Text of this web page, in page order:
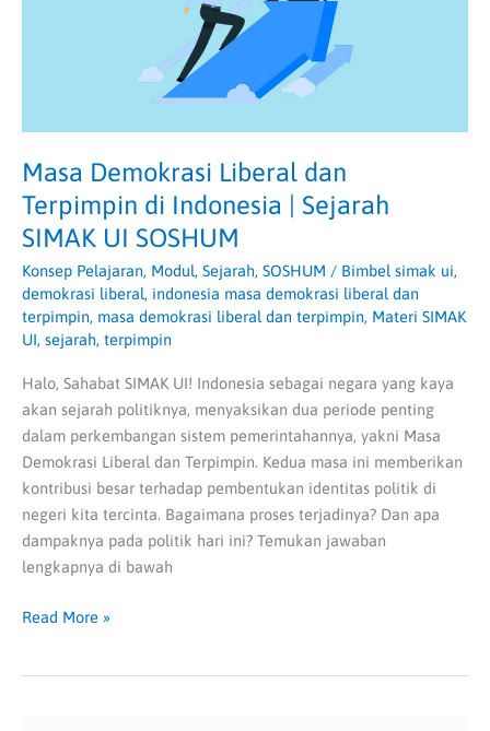
Masa Demokrasi Liberal dan
Terpimpin di Indonesia | Sejarah
SIMAK UI SOSHUM
Konsep Pelajaran, Modul, Sejarah, SOSHUM / Bimbel simak ui,
demokrasi liberal, indonesia masa demokrasi liberal dan
terpimpin, masa demokrasi liberal dan terpimpin, Materi SIMAK
UI, sejarah, terpimpin
Halo, Sahabat SIMAK UI! Indonesia sebagai negara yang kaya
akan sejarah politiknya, menyaksikan dua periode penting
dalam perkembangan sistem pemerintahannya, yakni Masa
Demokrasi Liberal dan Terpimpin. Kedua masa ini memberikan
kontribusi besar terhadap pembentukan identitas politik di
negeri kita tercinta. Bagaimana proses terjadinya? Dan apa
dampaknya pada politik hari ini? Temukan jawaban
lengkapnya di bawah
SOSHUM
Read More »